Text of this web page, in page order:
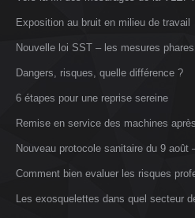
Exposition au bruit en milieu de travail
Nouvelle loi SST – les mesures phares
Dangers, risques, quelle différence ?
6 étapes pour une reprise sereine
Remise en service des machines
Nouveau protocole sanitaire du 9
Comment bien evaluer les risques
Les exosquelettes dans quel secteur